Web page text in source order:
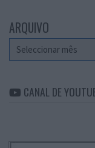
ARQUIVO
Arquivo
CANAL DE